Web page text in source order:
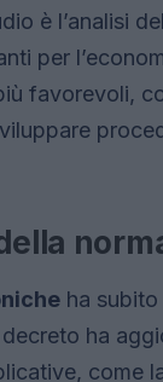
è l’analisi
per
favorevoli,
ha
ha
come